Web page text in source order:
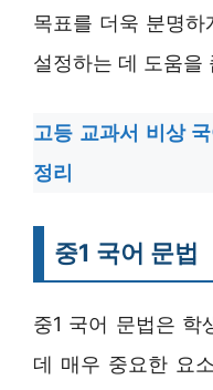
목표를 더욱 분명
설정하는 데 도움을
고등 교과서 비상
정리
중1 국어 문법
중1 국어 문법은 학
데 매우 중요한 요